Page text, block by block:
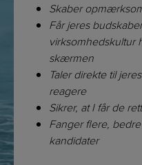
Skaber
Får jeres
virksomhedskultur
skærmen
Taler direkte til
reagere
Sikrer, at I får de
Fanger flere,
kandidater